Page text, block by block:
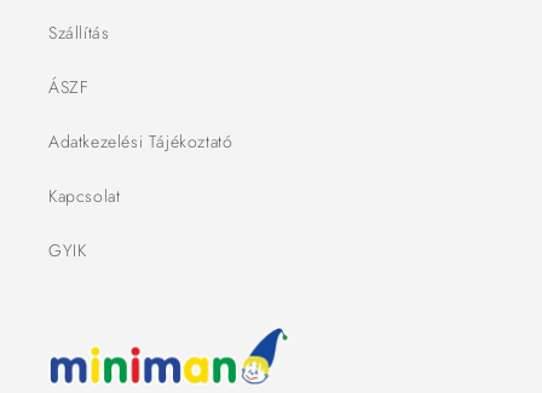
Szállítás
ÁSZF
Adatkezelési Tájékoztató
Kapcsolat
GYIK